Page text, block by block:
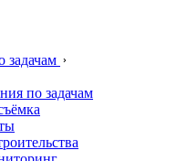
задачам
по задачам